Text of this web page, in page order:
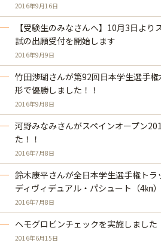
2016年9月16日
【受験生のみなさんへ】10月3日より
試の出願受付を開始します
2016年9月9日
竹田渉瑚さんが第92回日本学生選手
形で優勝しました！！
2016年9月8日
河野みなみさんがスペインオープン
た！！
2016年7月8日
鈴木康平さんが全日本学生選手権ト
ディヴィデュアル・パシュート（4㎞
2016年7月8日
ヘモグロビンチェックを実施しました
2016年6月15日